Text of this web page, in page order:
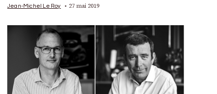
Jean-Michel Le Roy 27 mai 2019